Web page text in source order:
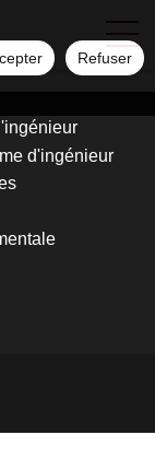
Refuser
d'ingénieur